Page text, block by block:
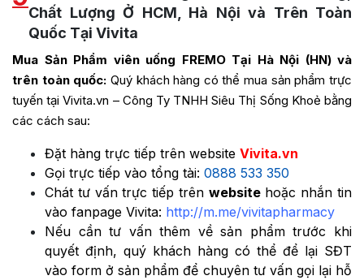
Chất Lượng Ở HCM, Hà Nội và Trên Toàn
Quốc Tại Vivita
Mua Sản Phẩm viên uống FREMOTại Hà Nội (HN) và
trên toàn quốc: Quý khách hàng có thể mua sản phẩm trực
tuyến tại Vivita.vn – Công Ty TNHH Siêu Thị Sống Khoẻ bằng
các cách sau:
Đặt hàng trực tiếp trên website Vivita.vn
Gọi trực tiếp vào tổng tài: 0888 533 350
Chát tư vấn trực tiếp trên websitehoặc nhắn tin
vào fanpage Vivita: http://m.me/vivitapharmacy
Nếu cần tư vấn thêm về sản phẩm trước khi
quyết định, quý khách hàng có thể để lại SĐT
vào form ở sản phẩm để chuyên tư vấn gọi lại hỗ